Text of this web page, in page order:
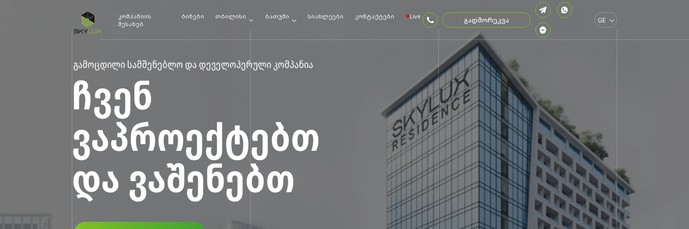
კომპანიის
შესახებ
ბინები თბილისი ბათუმი სიახლეები კონტაქტები Live გადმორეკვა GE
გამოცდილი სამშენებლო და დეველოპერული კომპანია
ᲩᲕᲔᲜ
ᲕᲐᲞᲠᲝᲔᲥᲢᲔᲑᲗ
ᲓᲐ ᲕᲐᲨᲔᲜᲔᲑᲗ